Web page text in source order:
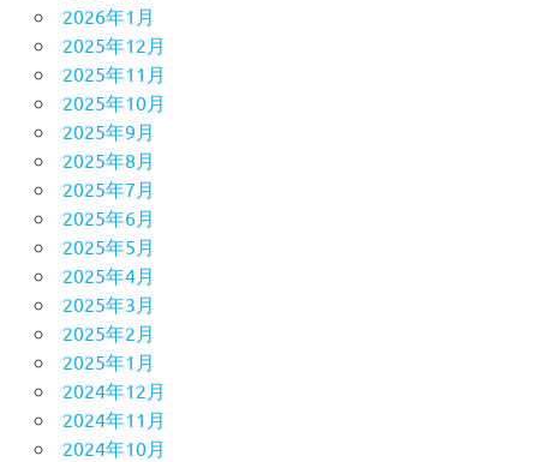
2026年1月
2025年12月
2025年11月
2025年10月
2025年9月
2025年8月
2025年7月
2025年6月
2025年5月
2025年4月
2025年3月
2025年2月
2025年1月
2024年12月
2024年11月
2024年10月